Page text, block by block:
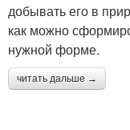
добывать его в
как можно
нужной форме.
читать дальше →